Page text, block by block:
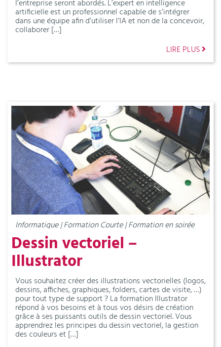
l’entreprise seront abordés. L’expert en intelligence
artificielle est un professionnel capable de s’intégrer
dans une équipe afin d’utiliser l’IA et non de la concevoir,
collaborer […]
LIRE PLUS
Informatique | Formation Courte | Formation en soirée
Dessin vectoriel –
Illustrator
Vous souhaitez créer des illustrations vectorielles (logos,
dessins, affiches, graphiques, folders, cartes de visite, …)
pour tout type de support ? La formation Illustrator
répond à vos besoins et à tous vos désirs de création
grâce à ses puissants outils de dessin vectoriel. Vous
apprendrez les principes du dessin vectoriel, la gestion
des couleurs et […]